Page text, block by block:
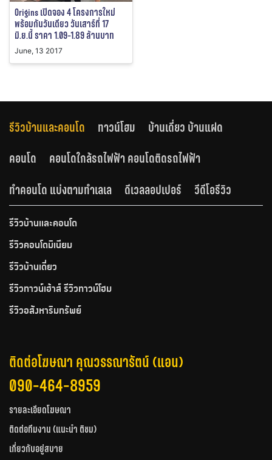
Origins เปิดจอง 4 โครงการใหม่
พร้อมกันวันเดียว วันเสาร์ที่ 17
มิ.ย.นี้ ราคา 1.09-1.89 ล้านบาท
June, 13 2017
รีวิวบ้านและคอนโด ทาวน์โฮม
บ้านเดี่ยว บ้านแฝด
คอนโด
คอนโดใกล้รถไฟฟ้า คอนโดติดรถไฟฟ้า
ทำคอนโด แบ่งตามทำเลเล
ดีเวลลอปเปอร์ วีดีโอรีวิว
รีวิวบ้านและคอนโด
รีวิวคอนโดมิเนียม
รีวิวบ้านเดี่ยว
รีวิวทาวน์เฮ้าส์ รีวิวทาวน์โฮม
รีวิวอสังหาริมทรัพย์
ติดต่อโฆษณา คุณวรรณารัตน์ (แอน)
090-464-8959
รายละเอียดโฆษณา
ติดต่อทีมงาน (แนะนำ ติชม)
เกี่ยวกับอยู่สบาย